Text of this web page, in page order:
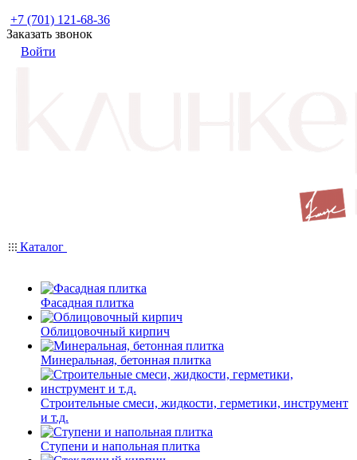
+7 (701) 121-68-36
Заказать звонок
Войти
Каталог
Фасадная плитка
Облицовочный кирпич
Минеральная, бетонная плитка
Строительные смеси, жидкости, герметики, инструмент
и т.д.
Ступени и напольная плитка